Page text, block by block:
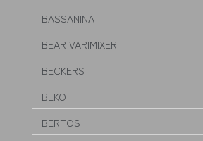
BASSANINA
BEAR VARIMIXER
BECKERS
BEKO
BERTOS